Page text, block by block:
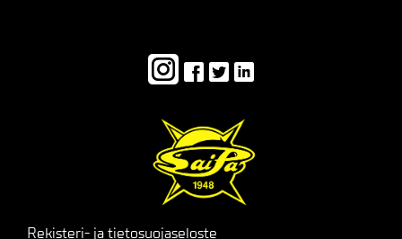
Rekisteri- ja tietosuojaseloste